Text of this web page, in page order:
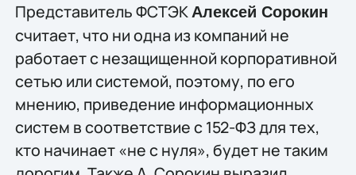
Представитель ФСТЭКАлексей Сорокин
считает, что ни одна из компаний не
работает с незащищенной корпоративной
сетью или системой, поэтому, по его
мнению, приведение информационных
систем в соответствие с 152-ФЗ для тех,
кто начинает «не с нуля», будет не таким